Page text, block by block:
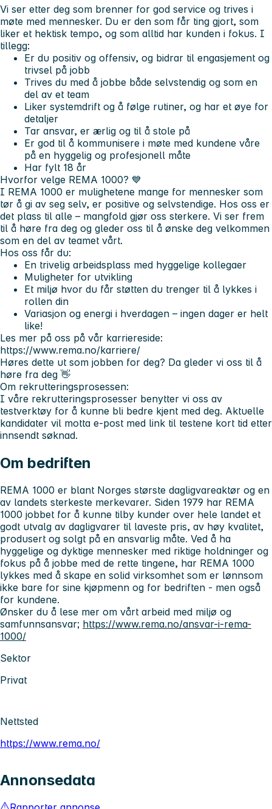
Vi ser etter deg som brenner for god service og trives i
møte med mennesker. Du er den som får ting gjort, som
liker et hektisk tempo, og som alltid har kunden i fokus. I
tillegg:
Er du positiv og offensiv, og bidrar til engasjement og
trivsel på jobb
Trives du med å jobbe både selvstendig og som en
del av et team
Liker systemdrift og å følge rutiner, og har et øye for
detaljer
Tar ansvar, er ærlig og til å stole på
Er god til å kommunisere i møte med kundene våre
på en hyggelig og profesjonell måte
Har fylt 18 år
Hvorfor velge REMA 1000? 💙
I REMA 1000 er mulighetene mange for mennesker som
tør å gi av seg selv, er positive og selvstendige. Hos oss er
det plass til alle – mangfold gjør oss sterkere. Vi ser frem
til å høre fra deg og gleder oss til å ønske deg velkommen
som en del av teamet vårt.
Hos oss får du:
En trivelig arbeidsplass med hyggelige kollegaer
Muligheter for utvikling
Et miljø hvor du får støtten du trenger til å lykkes i
rollen din
Variasjon og energi i hverdagen – ingen dager er helt
like!
Les mer på oss på vår karriereside:
https://www.rema.no/karriere/
Høres dette ut som jobben for deg? Da gleder vi oss til å
høre fra deg 👋
Om rekrutteringsprosessen:
I våre rekrutteringsprosesser benytter vi oss av
testverktøy for å kunne bli bedre kjent med deg. Aktuelle
kandidater vil motta e-post med link til testene kort tid etter
innsendt søknad.
Om bedriften
REMA 1000 er blant Norges største dagligvareaktør og en
av landets sterkeste merkevarer. Siden 1979 har REMA
1000 jobbet for å kunne tilby kunder over hele landet et
godt utvalg av dagligvarer til laveste pris, av høy kvalitet,
produsert og solgt på en ansvarlig måte. Ved å ha
hyggelige og dyktige mennesker med riktige holdninger og
fokus på å jobbe med de rette tingene, har REMA 1000
lykkes med å skape en solid virksomhet som er lønnsom
ikke bare for sine kjøpmenn og for bedriften - men også
for kundene.
Ønsker du å lese mer om vårt arbeid med miljø og
samfunnsansvar; https://www.rema.no/ansvar-i-rema-
1000/
Sektor
Privat
Nettsted
https://www.rema.no/
Annonsedata